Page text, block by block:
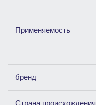
Применяемость
бренд